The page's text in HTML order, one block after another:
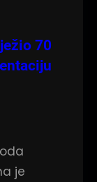
70
je